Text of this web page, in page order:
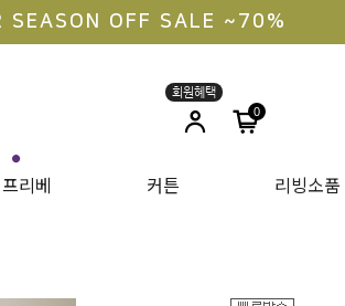
라지킹 구매 안내
0
●
리베 커튼 리빙소품